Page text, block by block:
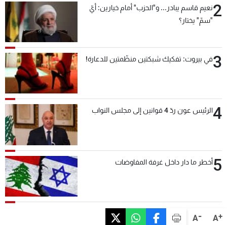
A+
A-
2نعيم قاسم يبادر... و"الحزب" أمام خيارين: أيّ
"سمّ" يختار؟
3في بيروت: تفكيك شبكتين منظّمتين للدعارة!
4الرئيس عون ردّ 4 قوانين إلى مجلس النواب
5أخطر ما دار داخل غرفة المفاوضات